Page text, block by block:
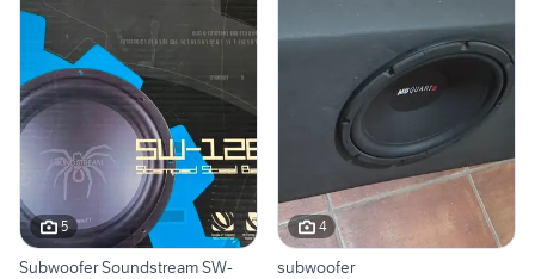
5
Subwoofer Soundstream SW-
4
subwoofer